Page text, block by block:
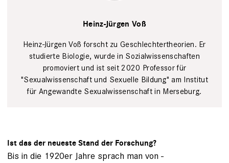
Heinz-Jürgen Voß
Heinz-Jürgen Voß forscht zu Geschlechtertheorien. Er
studierte Biologie, wurde in Sozialwissenschaften
promoviert und ist seit 2020 Professor für
"Sexualwissenschaft und Sexuelle Bildung" am Institut
für Angewandte Sexualwissenschaft in Merseburg.
Ist das der neueste Stand der Forschung?
Bis in die 1920er Jahre sprach man von ­